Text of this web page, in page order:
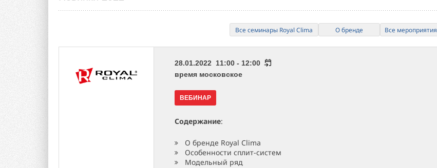
Все семинары Royal Clima О бренде Все мероприятия
28.01.2022 11:00 - 12:00
время московское
ВЕБИНАР
Содержание:
О бренде Royal Clima
Особенности сплит-систем
Модельный ряд